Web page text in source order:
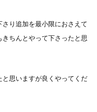
り追加を最小限におさえて
ちんとやって下さったと思
思いますが良くやってくだ